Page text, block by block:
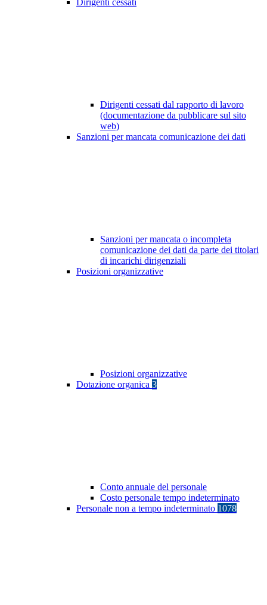
Dirigenti cessati
Dirigenti cessati dal rapporto di lavoro
(documentazione da pubblicare sul sito
web)
Sanzioni per mancata comunicazione dei dati
Sanzioni per mancata o incompleta
comunicazione dei dati da parte dei titolari
di incarichi dirigenziali
Posizioni organizzative
Posizioni organizzative
Dotazione organica 3
Conto annuale del personale
Costo personale tempo indeterminato
Personale non a tempo indeterminato 1078